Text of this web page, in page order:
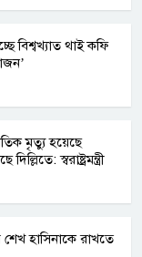
বিশ্বখ্যাত থাই কফি
মৃত্যু হয়েছে
স্বরাষ্ট্রমন্ত্রী
হাসিনাকে রাখতে